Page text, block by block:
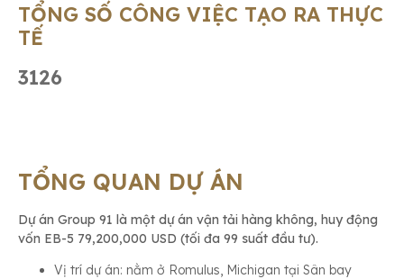
TỔNG SỐ CÔNG VIỆC TẠO RA THỰC
TẾ
3126
TỔNG QUAN DỰ ÁN
Dự án Group 91 là một dự án vận tải hàng không, huy động
vốn EB-5 79,200,000 USD (tối đa 99 suất đầu tư).
Vị trí dự án: nằm ở Romulus, Michigan tại Sân bay